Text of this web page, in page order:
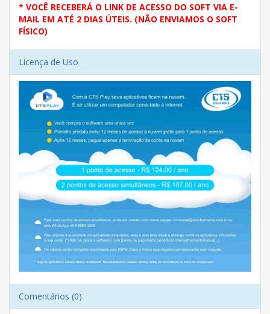
* VOCÊ RECEBERÁ O LINK DE ACESSO DO SOFT VIA E-
MAIL EM ATÉ 2 DIAS ÚTEIS. (NÃO ENVIAMOS O SOFT
FÍSICO)
Licença de Uso
Comentários (0)